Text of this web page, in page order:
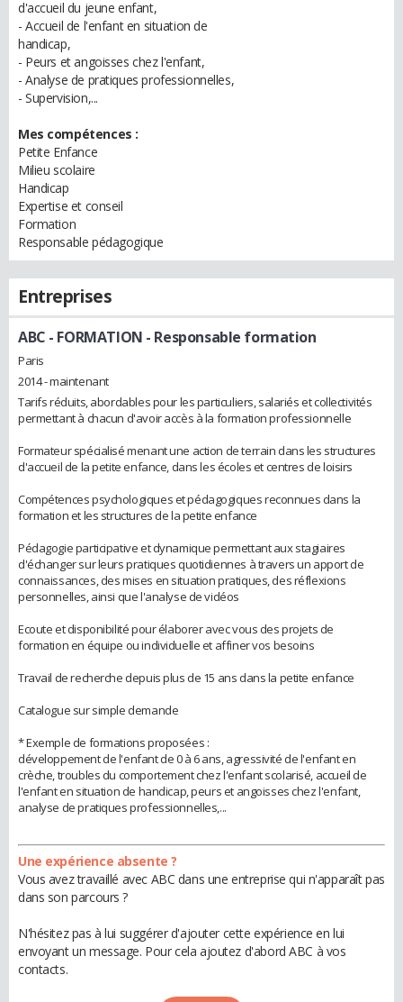
d'accueil du jeune enfant,
- Accueil de l'enfant en situation de
handicap,
- Peurs et angoisses chez l'enfant,
- Analyse de pratiques professionnelles,
- Supervision,...
Mes compétences :
Petite Enfance
Milieu scolaire
Handicap
Expertise et conseil
Formation
Responsable pédagogique
Entreprises
ABC - FORMATION - Responsable formation
Paris
2014 - maintenant
Tarifs réduits, abordables pour les particuliers, salariés et collectivités
permettant à chacun d'avoir accès à la formation professionnelle
Formateur spécialisé menant une action de terrain dans les structures
d'accueil de la petite enfance, dans les écoles et centres de loisirs
Compétences psychologiques et pédagogiques reconnues dans la
formation et les structures de la petite enfance
Pédagogie participative et dynamique permettant aux stagiaires
d'échanger sur leurs pratiques quotidiennes à travers un apport de
connaissances, des mises en situation pratiques, des réflexions
personnelles, ainsi que l'analyse de vidéos
Ecoute et disponibilité pour élaborer avec vous des projets de
formation en équipe ou individuelle et affiner vos besoins
Travail de recherche depuis plus de 15 ans dans la petite enfance
Catalogue sur simple demande
* Exemple de formations proposées :
développement de l'enfant de 0 à 6 ans, agressivité de l'enfant en
crèche, troubles du comportement chez l'enfant scolarisé, accueil de
l'enfant en situation de handicap, peurs et angoisses chez l'enfant,
analyse de pratiques professionnelles,...
Une expérience absente ?
Vous avez travaillé avec ABC dans une entreprise qui n'apparaît pas
dans son parcours ?
N'hésitez pas à lui suggérer d'ajouter cette expérience en lui
envoyant un message. Pour cela ajoutez d'abord ABC à vos
contacts.